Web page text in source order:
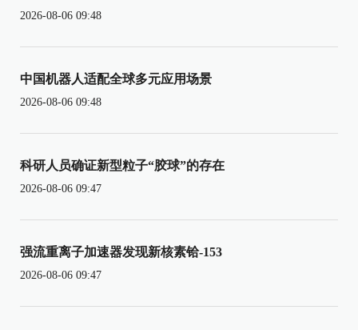
2026-08-06 09:48
中国机器人适配全球多元应用场景
2026-08-06 09:48
科研人员确证新型粒子“胶球”的存在
2026-08-06 09:47
强流重离子加速器发现新核素铪-153
2026-08-06 09:47